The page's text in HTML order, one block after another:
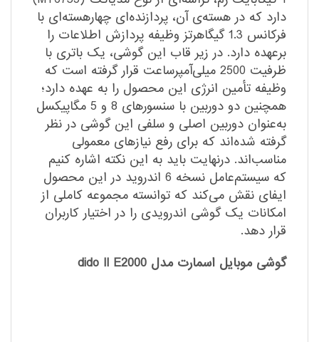
دارد که در هسته‌ی آن، پردازنده‌ای چهارهسته‌ای با
فرکانس 1.3 گیگاهرتز وظیفه پردازش اطلاعات را
برعهده دارد. در زیر قاب این گوشی، یک باتری با
ظرفیت 2500 میلی‌آمپرساعت قرار گرفته است که
وظیفه تأمین انرژی این محصول را به عهده دارد؛
همچنین دو دوربین با سنسور‌های 8 و 5 مگاپیکسل
به‌عنوان دوربین اصلی و سلفی این گوشی در نظر
گرفته شده‌اند که برای رفع نیاز‌های معمولی
مناسب‌اند. درنهایت باید به این نکته اشاره کنیم
که سیستم‌عامل نسخه 6 اندروید در این محصول
ایفای نقش می‌کند که توانسته مجموعه کاملی از
امکانات یک گوشی اندرویدی را در اختیار کاربران
قرار دهد.
گوشی موبایل اسمارت مدل dido II E2000